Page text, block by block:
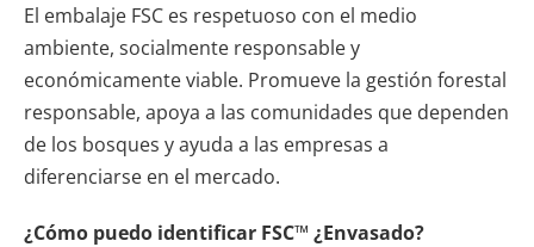
El embalaje FSC es respetuoso con el medio
ambiente, socialmente responsable y
económicamente viable. Promueve la gestión forestal
responsable, apoya a las comunidades que dependen
de los bosques y ayuda a las empresas a
diferenciarse en el mercado.
¿Cómo puedo identificar FSC™ ¿Envasado?